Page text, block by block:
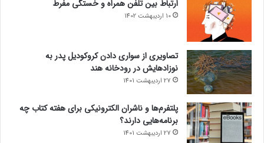
ارتباط بین تلفن همراه و خستگی مفرط
10 اردیبهشت 1402
تصاویری از سواری دادن کروکودیل پدر به
نوزادهایش در رودخانه هند
27 اردیبهشت 1401
پلتفرم‌ها و ناشران الکترونیکی برای هفته کتاب چه
برنامه‌هایی دارند؟
27 اردیبهشت 1401